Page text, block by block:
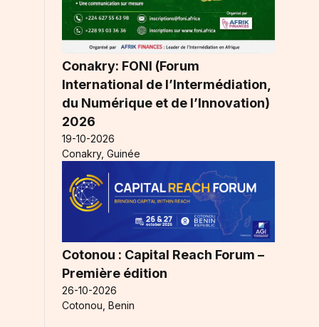
Conakry: FONI (Forum
International de l’Intermédiation,
du Numérique et de l’Innovation)
2026
19-10-2026
Conakry, Guinée
Cotonou : Capital Reach Forum –
Première édition
26-10-2026
Cotonou, Benin